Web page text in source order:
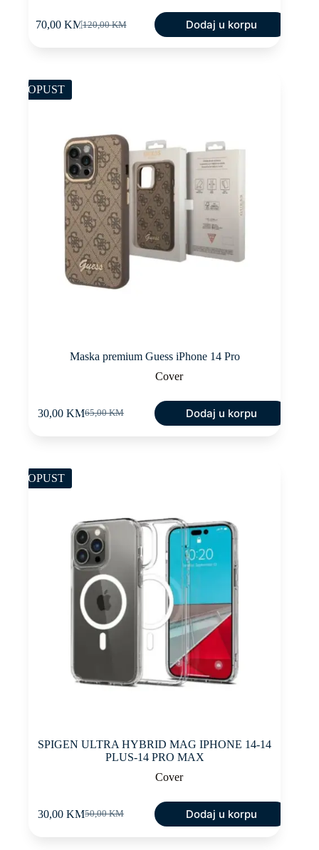
120,00KM
Original
70,00 KMCurrent
Dodaj u korpu
POPUST
Maska premium Guess iPhone 14 Pro
Cover
65,00KM
Original
30,00KMCurrent
Dodaj u korpu
POPUST
SPIGEN ULTRA HYBRID MAG IPHONE 14-14
PLUS-14 PRO MAX
Cover
50,00KM
Original
30,00KMCurrent
Dodaj u korpu